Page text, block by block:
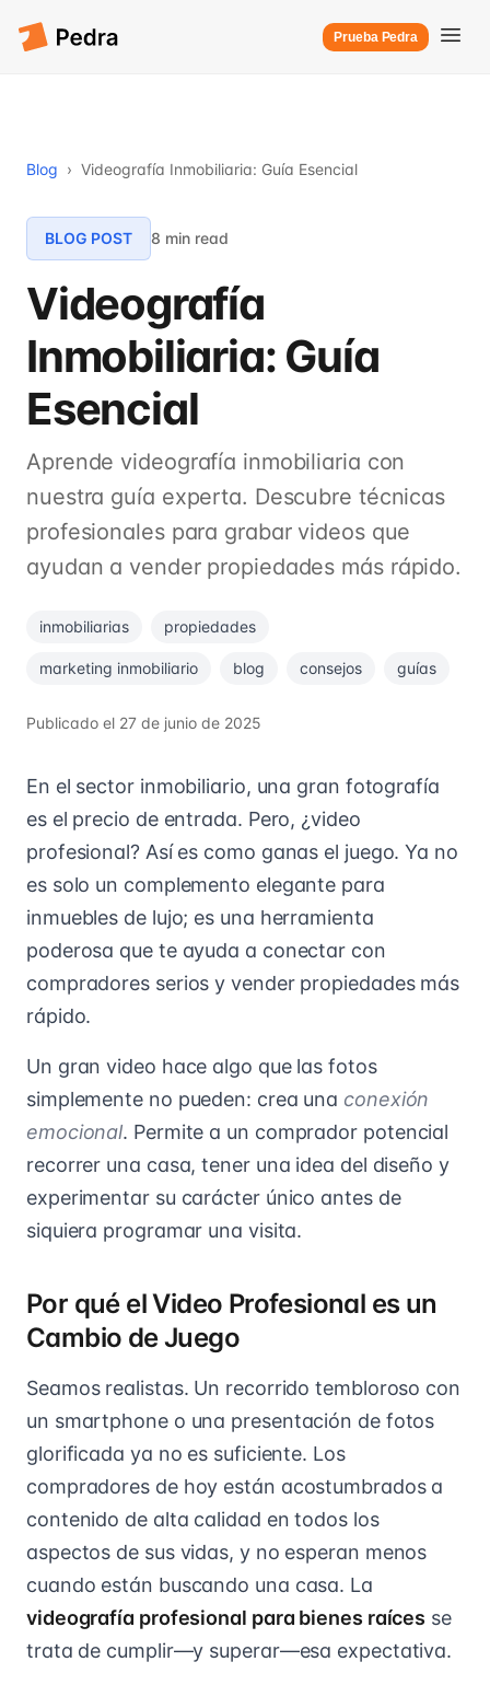
Prueba Pedra
Blog › Videografía Inmobiliaria: Guía Esencial
BLOG POST 8 min read
Videografía
Inmobiliaria: Guía
Esencial
Aprende videografía inmobiliaria con
nuestra guía experta. Descubre técnicas
profesionales para grabar videos que
ayudan a vender propiedades más rápido.
inmobiliarias propiedades
marketing inmobiliario blog consejos guías
Publicado el 27 de junio de 2025
En el sector inmobiliario, una gran fotografía
es el precio de entrada. Pero, ¿video
profesional? Así es como ganas el juego. Ya no
es solo un complemento elegante para
inmuebles de lujo; es una herramienta
poderosa que te ayuda a conectar con
compradores serios y vender propiedades más
rápido.
Un gran video hace algo que las fotos
simplemente no pueden: crea una conexión
emocional. Permite a un comprador potencial
recorrer una casa, tener una idea del diseño y
experimentar su carácter único antes de
siquiera programar una visita.
Por qué el Video Profesional es un
Cambio de Juego
Seamos realistas. Un recorrido tembloroso con
un smartphone o una presentación de fotos
glorificada ya no es suficiente. Los
compradores de hoy están acostumbrados a
contenido de alta calidad en todos los
aspectos de sus vidas, y no esperan menos
cuando están buscando una casa. La
videografía profesional para bienes raíces se
trata de cumplir—y superar—esa expectativa.